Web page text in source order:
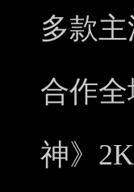
多款
合作
神》